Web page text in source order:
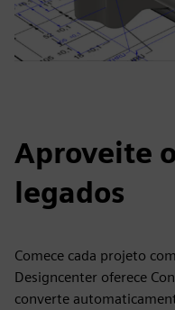
Aproveite
legados
Comece cada projeto
Designcenter oferece
converte